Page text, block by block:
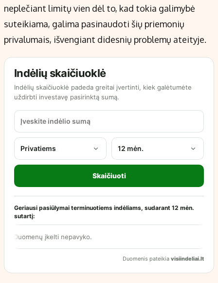
neplečiant limitų vien dėl to, kad tokia galimybė
suteikiama, galima pasinaudoti šių priemonių
privalumais, išvengiant didesnių problemų ateityje.